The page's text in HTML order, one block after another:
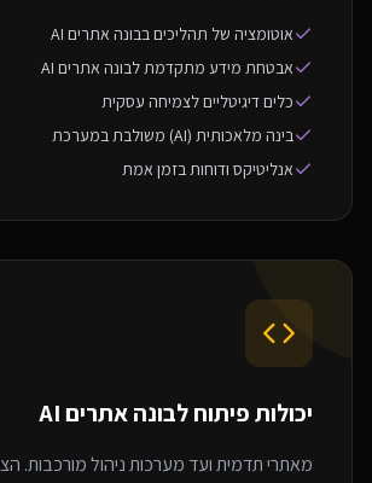
אוטומציה של תהליכים בבונה אתרים AI
אבטחת מידע מתקדמת לבונה אתרים AI
כלים דיגיטליים לצמיחה עסקית
בינה מלאכותית (AI) משולבת במערכת
אנליטיקס ודוחות בזמן אמת
יכולות פיתוח לבונה אתרים AI
מאתרי תדמית ועד מערכות ניהול מורכבות.